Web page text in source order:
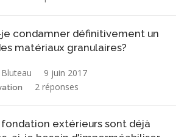
condamner définitivement un
matériaux granulaires?
9 juin 2017
2 réponses
fondation extérieurs sont déjà